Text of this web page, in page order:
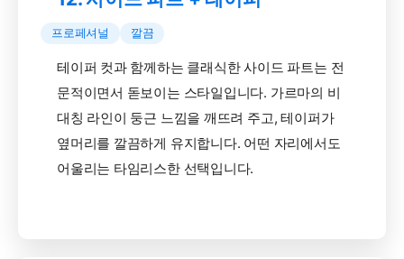
프로페셔널 깔끔
테이퍼 컷과 함께하는 클래식한 사이드 파트는 전
문적이면서 돋보이는 스타일입니다. 가르마의 비
대칭 라인이 둥근 느낌을 깨뜨려 주고, 테이퍼가
옆머리를 깔끔하게 유지합니다. 어떤 자리에서도
어울리는 타임리스한 선택입니다.